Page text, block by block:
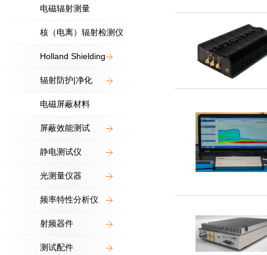
电磁辐射测量
核（电离）辐射检测仪
Holland Shielding
辐射防护|净化
电磁屏蔽材料
屏蔽效能测试
静电测试仪
光测量仪器
频率特性分析仪
射频器件
测试配件